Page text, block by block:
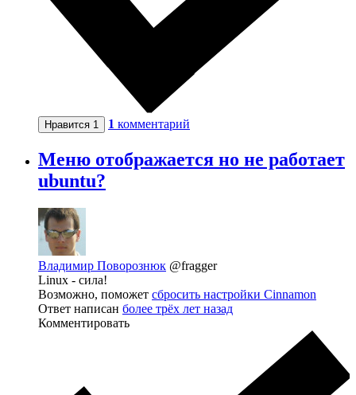
Нравится 1 1 комментарий
Меню отображается но не работает
ubuntu?
Владимир Поворознюк @fragger
Linux - сила!
Возможно, поможет сбросить настройки Cinnamon
Ответ написан более трёх лет назад
Комментировать